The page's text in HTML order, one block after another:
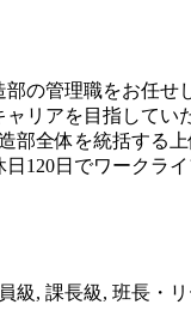
の管理職をお任
リアを目指して
部全体を統括す
120日でワークラ
級, 課長級, 班長・